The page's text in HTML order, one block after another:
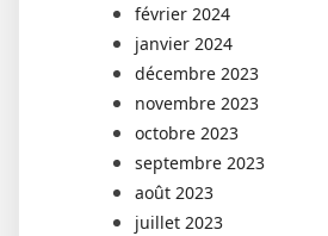
février 2024
janvier 2024
décembre 2023
novembre 2023
octobre 2023
septembre 2023
août 2023
juillet 2023